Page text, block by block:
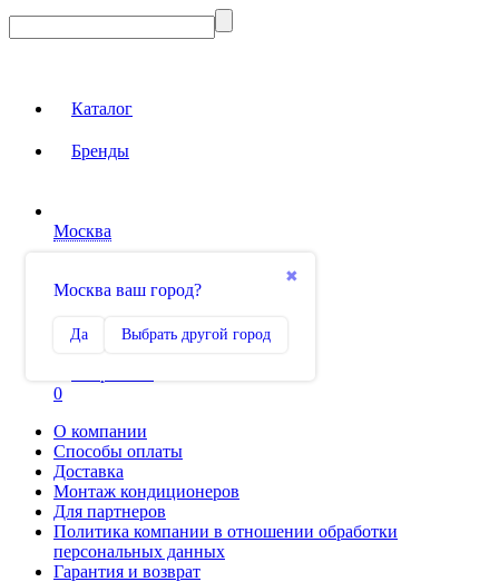
Каталог
Бренды
Москва
✖
Москва ваш город?
Да Выбрать другой город
Сравнение
0
О компании
Способы оплаты
Доставка
Монтаж кондиционеров
Для партнеров
Политика компании в отношении обработки
персональных данных
Гарантия и возврат